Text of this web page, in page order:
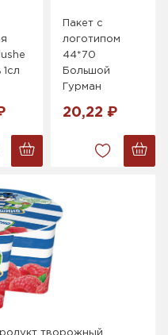
1сл
Пакет с
логотипом
44*70
Большой
Гурман
20,22 ₽
творожный